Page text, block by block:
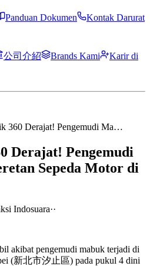
Panduan Dokumen
Kontak Darurat
公司介紹 Brands Kami
Karir di
360 Derajat! Pengemudi Ma…
Derajat! Pengemudi
Sepeda Motor di
Indosuara··
akibat pengemudi mabuk terjadi di
(新北市汐止區) pada pukul 4 dini